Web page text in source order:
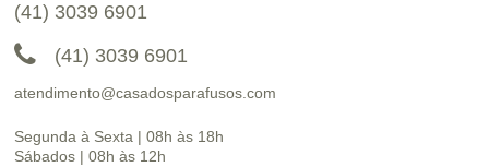
(41) 3039 6901
(41) 3039 6901
atendimento@casadosparafusos.com
Segunda à Sexta | 08h às 18h
Sábados | 08h às 12h